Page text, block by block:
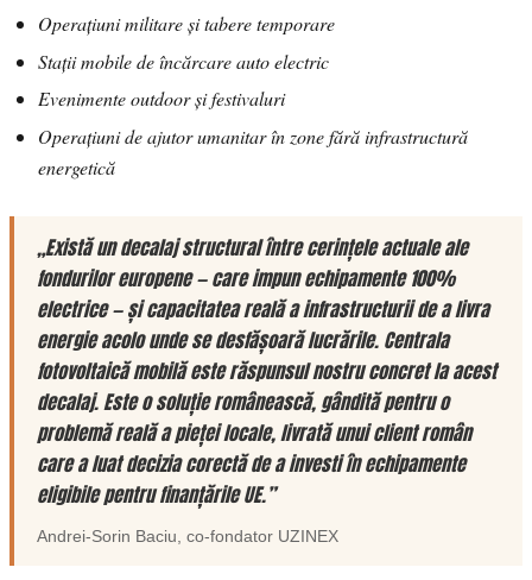
Operațiuni militare și tabere temporare
Stații mobile de încărcare auto electric
Evenimente outdoor și festivaluri
Operațiuni de ajutor umanitar în zone fără infrastructură
energetică
„Există un decalaj structural între cerințele actuale ale
fondurilor europene — care impun echipamente 100%
electrice — și capacitatea reală a infrastructurii de a livra
energie acolo unde se desfășoară lucrările. Centrala
fotovoltaică mobilă este răspunsul nostru concret la acest
decalaj. Este o soluție românească, gândită pentru o
problemă reală a pieței locale, livrată unui client român
care a luat decizia corectă de a investi în echipamente
eligibile pentru finanțările UE.”
Andrei-Sorin Baciu, co-fondator UZINEX